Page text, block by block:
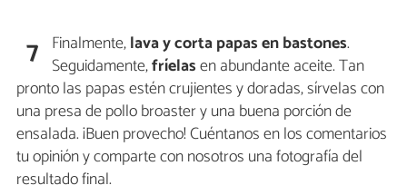
7 Finalmente,lava ycorta papas en bastones.
Seguidamente,fríelasen abundante aceite. Tan
pronto las papas estén crujientes y doradas, sírvelas con
una presa de pollo broaster y una buena porción de
ensalada. ¡Buen provecho! Cuéntanos en los comentarios
tu opinión y comparte con nosotros una fotografía del
resultado final.